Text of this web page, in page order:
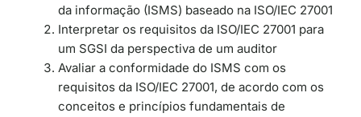
da informação (ISMS) baseado na ISO/IEC 27001
Interpretar os requisitos da ISO/IEC 27001 para
um SGSI da perspectiva de um auditor
Avaliar a conformidade do ISMS com os
requisitos da ISO/IEC 27001, de acordo com os
conceitos e princípios fundamentais de